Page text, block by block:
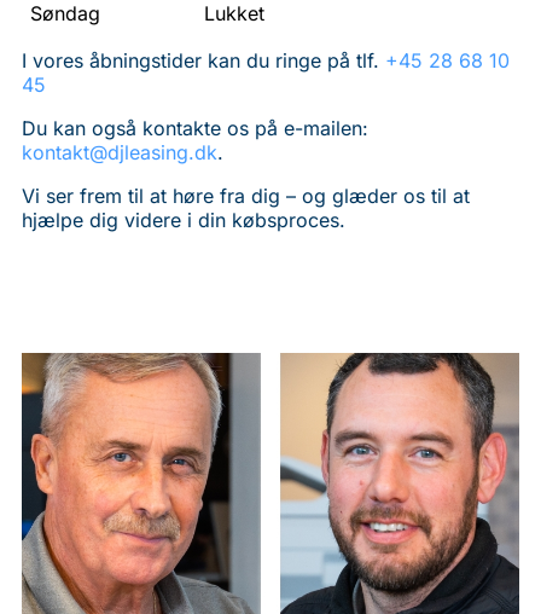
Søndag
Lukket
I vores åbningstider kan du ringe på tlf. +45 28 68 10
45
Du kan også kontakte os på e-mailen:
kontakt@djleasing.dk.
Vi ser frem til at høre fra dig – og glæder os til at
hjælpe dig videre i din købsproces.